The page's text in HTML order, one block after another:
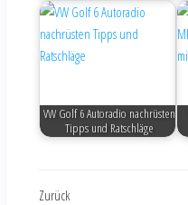
VW Golf 6 Autoradio nachrüsten
Tipps und Ratschläge
Zurück